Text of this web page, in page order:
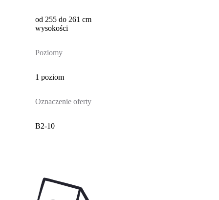
od 255 do 261 cm
wysokości
Poziomy
1 poziom
Oznaczenie oferty
B2-10